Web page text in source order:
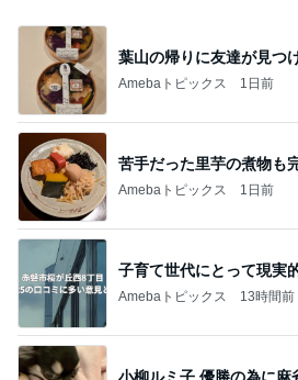
葉山の帰りに友達が見つ
Amebaトピックス 1日前
苦手だった里芋の煮物も
Amebaトピックス 1日前
子育て世代にとって現実
Amebaトピックス 13時間前
小柳ルミ子 優勝の為に麻